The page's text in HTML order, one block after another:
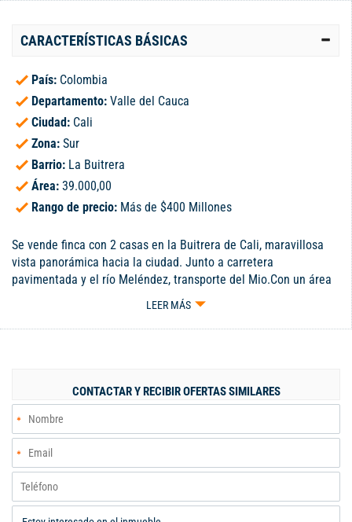
CARACTERÍSTICAS BÁSICAS
País: Colombia
Departamento: Valle del Cauca
Ciudad: Cali
Zona: Sur
Barrio: La Buitrera
Área: 39.000,00
Rango de precio: Más de $400 Millones
Se vende finca con 2 casas en la Buitrera de Cali, maravillosa
vista panorámica hacia la ciudad. Junto a carretera
pavimentada y el río Meléndez, transporte del Mio.Con un área
de 39.000 mt2. Es una zona que se está urbanizando con
con 2 habitaciones, sala - comedor, cocina, 1 baño y corredor. La
comedor, cocina y 1 baño.
LEER MÁS
CONTACTAR Y RECIBIR OFERTAS SIMILARES